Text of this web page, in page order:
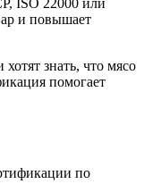
и повышает
знать, что мясо
помогает
по